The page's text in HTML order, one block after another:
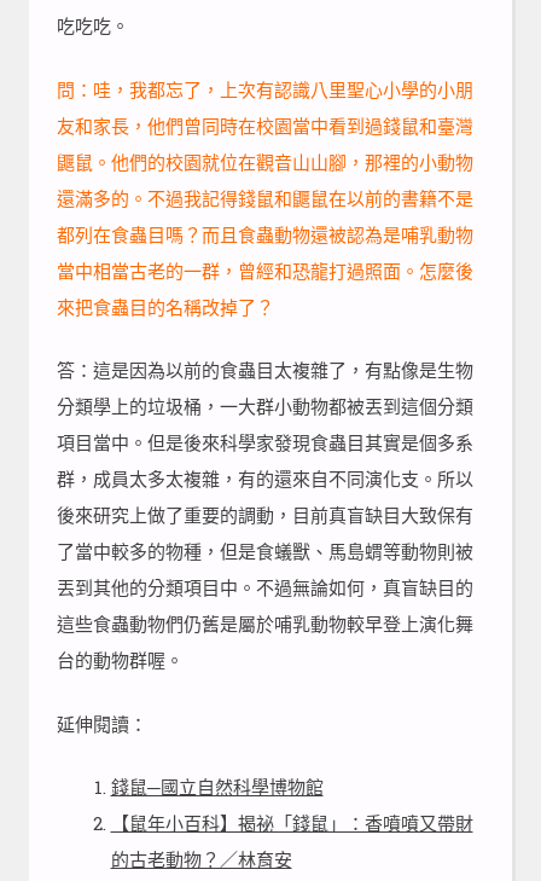
吃吃吃。
問：哇，我都忘了，上次有認識八里聖心小學的小朋
友和家長，他們曾同時在校園當中看到過錢鼠和臺灣
鼴鼠。他們的校園就位在觀音山山腳，那裡的小動物
還滿多的。不過我記得錢鼠和鼴鼠在以前的書籍不是
都列在食蟲目嗎？而且食蟲動物還被認為是哺乳動物
當中相當古老的一群，曾經和恐龍打過照面。怎麼後
來把食蟲目的名稱改掉了？
答：這是因為以前的食蟲目太複雜了，有點像是生物
分類學上的垃圾桶，一大群小動物都被丟到這個分類
項目當中。但是後來科學家發現食蟲目其實是個多系
群，成員太多太複雜，有的還來自不同演化支。所以
後來研究上做了重要的調動，目前真盲缺目大致保有
了當中較多的物種，但是食蟻獸、馬島蝟等動物則被
丟到其他的分類項目中。不過無論如何，真盲缺目的
這些食蟲動物們仍舊是屬於哺乳動物較早登上演化舞
台的動物群喔。
延伸閱讀：
錢鼠─國立自然科學博物館
【鼠年小百科】揭祕「錢鼠」：香噴噴又帶財
的古老動物？／林育安